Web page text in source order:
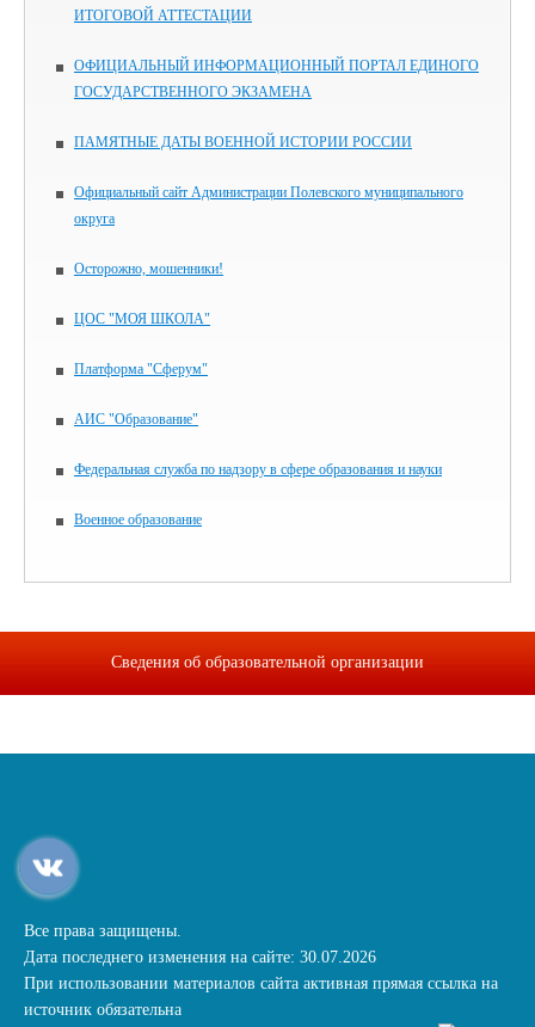
ИТОГОВОЙ АТТЕСТАЦИИ
ОФИЦИАЛЬНЫЙ ИНФОРМАЦИОННЫЙ ПОРТАЛ ЕДИНОГО
ГОСУДАРСТВЕННОГО ЭКЗАМЕНА
ПАМЯТНЫЕ ДАТЫ ВОЕННОЙ ИСТОРИИ РОССИИ
Официальный сайт Администрации Полевского муниципального
округа
Осторожно, мошенники!
ЦОС "МОЯ ШКОЛА"
Платформа "Сферум"
АИС "Образование"
Федеральная служба по надзору в сфере образования и науки
Военное образование
Сведения об образовательной организации
Все права защищены.
Дата последнего изменения на сайте: 30.07.2026
При использовании материалов сайта активная прямая ссылка на
источник обязательна